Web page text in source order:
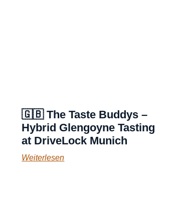
🇬🇧 The Taste Buddys –
Hybrid Glengoyne Tasting
at DriveLock Munich
Weiterlesen